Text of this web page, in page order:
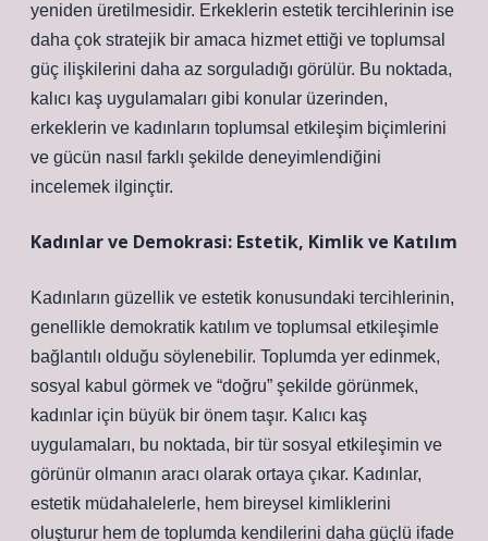
yeniden üretilmesidir. Erkeklerin estetik tercihlerinin ise
daha çok stratejik bir amaca hizmet ettiği ve toplumsal
güç ilişkilerini daha az sorguladığı görülür. Bu noktada,
kalıcı kaş uygulamaları gibi konular üzerinden,
erkeklerin ve kadınların toplumsal etkileşim biçimlerini
ve gücün nasıl farklı şekilde deneyimlendiğini
incelemek ilginçtir.
Kadınlar ve Demokrasi: Estetik, Kimlik ve Katılım
Kadınların güzellik ve estetik konusundaki tercihlerinin,
genellikle demokratik katılım ve toplumsal etkileşimle
bağlantılı olduğu söylenebilir. Toplumda yer edinmek,
sosyal kabul görmek ve “doğru” şekilde görünmek,
kadınlar için büyük bir önem taşır. Kalıcı kaş
uygulamaları, bu noktada, bir tür sosyal etkileşimin ve
görünür olmanın aracı olarak ortaya çıkar. Kadınlar,
estetik müdahalelerle, hem bireysel kimliklerini
oluşturur hem de toplumda kendilerini daha güçlü ifade